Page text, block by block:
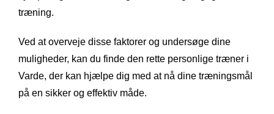
træning.
Ved at overveje disse faktorer og undersøge dine
muligheder, kan du finde den rette personlige træner i
Varde, der kan hjælpe dig med at nå dine træningsmål
på en sikker og effektiv måde.